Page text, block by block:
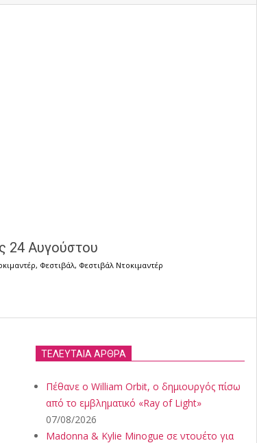
24 Αυγούστου
, Φεστιβάλ, Φεστιβάλ Ντοκιμαντέρ
ΤΕΛΕΥΤΑΙΑ ΑΡΘΡΑ
Πέθανε ο William Orbit, ο δημιουργός πίσω
από το εμβληματικό «Ray of Light»
07/08/2026
Madonna & Kylie Minogue σε ντουέτο για